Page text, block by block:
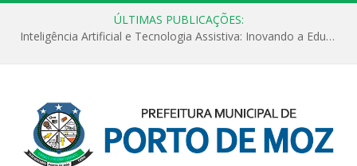
ÚLTIMAS PUBLICAÇÕES:
Inteligência Artificial e Tecnologia Assistiva: Inovando a Educação Especial e Inclusiva